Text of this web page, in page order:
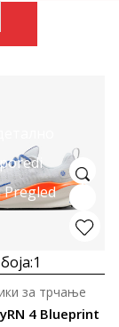
Pregled
1
4 Blueprint
за трчање